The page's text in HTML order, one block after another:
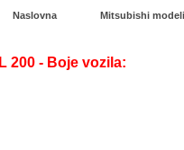
Naslovna Mitsubishi modeli
L 200 - Boje vozila: